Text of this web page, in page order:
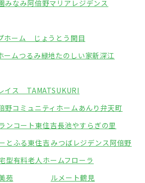
みなみ阿倍野マリアレジデンス
ホーム じょうとう関目
ームつるみ緑地たのしい家新深江
イス TAMATSUKURI
野コミュニティホームあんり弁天町
ンコート東住吉長池やすらぎの里
とふる東住吉 みつばレジデンス阿倍野
型有料老人ホームフローラ
苑
ルメート鶴見